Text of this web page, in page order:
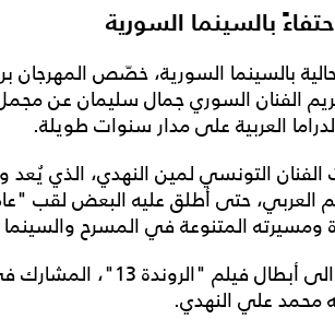
بالسينما السورية
بالسينما السورية، خصّص المهرجان
الفنان السوري جمال سليمان عن مجمل
العربية على مدار سنوات طويلة.
التونسي لمين النهدي، الذي يُعد
العربي، حتى أطلق عليه البعض لقب
ومسيرته المتنوعة في المسرح والسينما
وينضم لمين النهدي أيضاً الى
محمد علي النهدي.